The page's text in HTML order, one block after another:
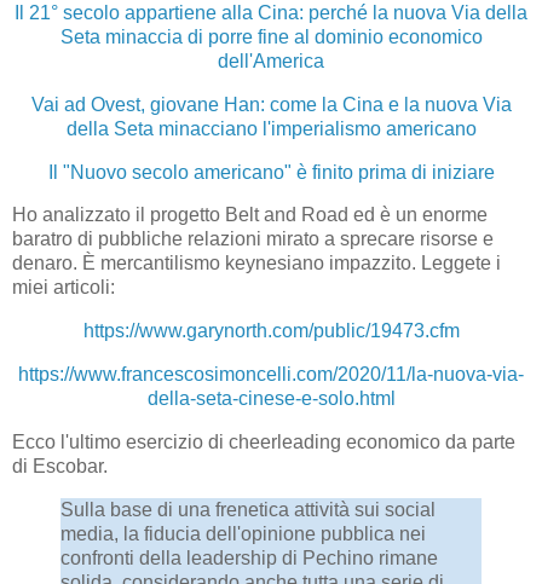
Il 21° secolo appartiene alla Cina: perché la nuova Via della
Seta minaccia di porre fine al dominio economico
dell'America
Vai ad Ovest, giovane Han: come la Cina e la nuova Via
della Seta minacciano l'imperialismo americano
Il "Nuovo secolo americano" è finito prima di iniziare
Ho analizzato il progetto Belt and Road ed è un enorme
baratro di pubbliche relazioni mirato a sprecare risorse e
denaro. È mercantilismo keynesiano impazzito. Leggete i
miei articoli:
https://www.garynorth.com/public/19473.cfm
https://www.francescosimoncelli.com/2020/11/la-nuova-via-
della-seta-cinese-e-solo.html
Ecco l'ultimo esercizio di cheerleading economico da parte
di Escobar.
Sulla base di una frenetica attività sui social
media, la fiducia dell'opinione pubblica nei
confronti della leadership di Pechino rimane